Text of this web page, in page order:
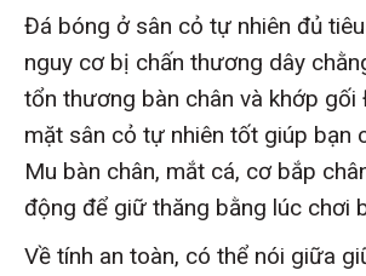
Đá bóng ở sân cỏ tự nhiên đủ
nguy cơ bị chấn thương dây
tổn thương bàn chân và khớp
mặt sân cỏ tự nhiên tốt giúp bạn
Mu bàn chân, mắt cá, cơ bắp
động để giữ thăng bằng lúc chơi
Về tính an toàn, có thể nói giữa